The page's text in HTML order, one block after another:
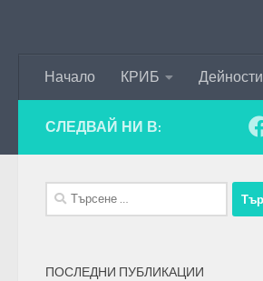
Начало КРИБ Дейности
СЛЕДВАЙ НИ В:
Търсене
за:
ПОСЛЕДНИ ПУБЛИКАЦИИ